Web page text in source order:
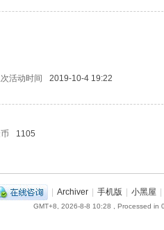
活动时间
2019-10-4 19:22
1105
| Archiver | 手机版 | 小黑屋 |
GMT+8, 2026-8-8 10:28 , Processed in